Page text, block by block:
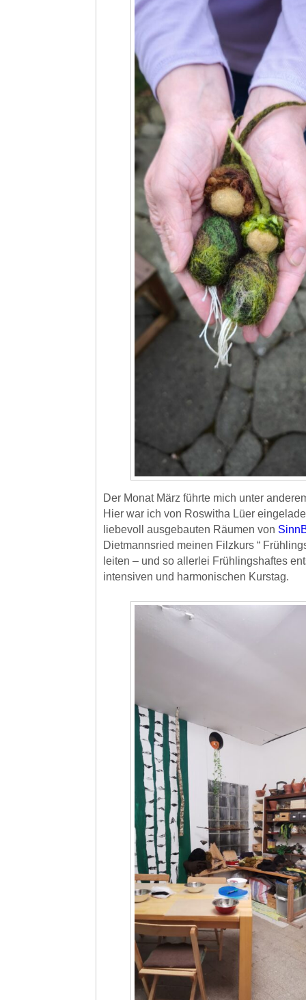
Der Monat März führte mich unter
Hier war ich von Roswitha Lüer
liebevoll ausgebauten Räumen von
Dietmannsried meinen Filzkurs “
leiten – und so allerlei Frühlingshaftes
intensiven und harmonischen Kurstag.